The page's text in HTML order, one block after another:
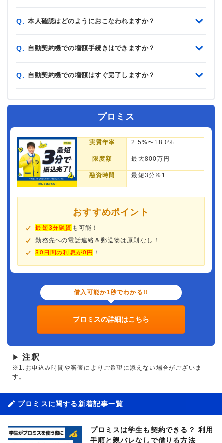
Q. 本人確認はどのようにおこなわれますか？
Q. 自動契約機での増額手続きはできますか？
Q. 自動契約機での増額はすぐ完了しますか？
プロミス
実質年率 2.5%〜18.0%
限度額 最大800万円
融資時間 最短3分※1
おすすめポイント
最短3分融資 も可能！
勤務先への電話連絡＆郵送物は原則なし！
30日間の利息が0円 ！
借入可能か1秒でわかる!!
プロミスの詳細はこちら
▶ 注釈
※1.お申込み時間や審査によりご希望に添えない場合がございま
す。
プロミスに関する新着記事一覧
プロミスは学生も契約できる？ 利用
手順と親バレなしで借りる方法